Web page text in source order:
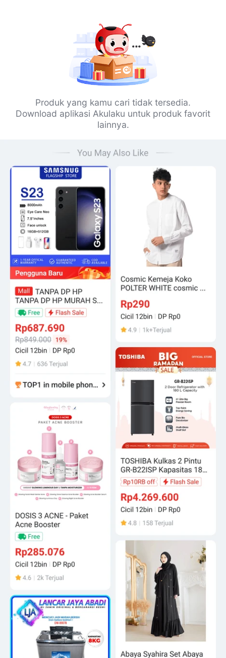
Produk yang kamu cari tidak tersedia.
Download aplikasi Akulaku untuk produk favorit
lainnya.